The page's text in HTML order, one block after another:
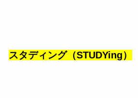
スタディング（STUDYing）